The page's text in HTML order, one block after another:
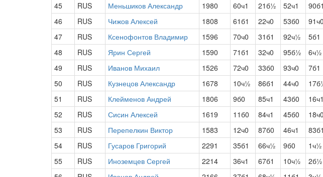
45
RUS Меньшиков Александр 1980 60ч1 21б½ 52ч1 90б1
46
RUS Чижов Алексей 1808 61б1 22ч0 53б0 91ч0
47
RUS Ксенофонтов Владимир 1596 70ч0 31б1 92ч½ 5б1
48
RUS Ярин Сергей 1590 71б1 32ч0 95б½ 6ч½
49
RUS Иванов Михаил 1526 72ч0 33б0 93ч0 7б1
50
RUS Кузнецов Александр 1678 10ч½ 86б1 44ч0
51
RUS Клейменов Андрей 1806 9б0 85ч1 43б0 16ч1
52
RUS Сисин Алексей 1619 11б0 84ч1 45б0 18ч0
53
RUS Перепелкин Виктор 1583 12ч0 87б0 46ч1 83б1
54
RUS Гусаров Григорий 2291 35б1 66ч½ 9б0 1ч½
55
RUS Иноземцев Сергей 2214 36ч1 67б1 10ч½ 2б½